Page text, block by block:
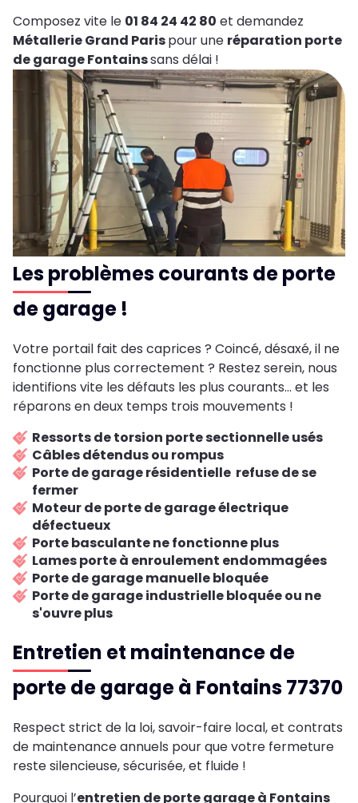
Composez vite le 01 84 24 42 80 et demandez
Métallerie Grand Parispour une réparation porte
de garage Fontainssans délai !
Les problèmes courants de porte
de garage !
Votre portail fait des caprices ? Coincé, désaxé, il ne
fonctionne plus correctement ? Restez serein, nous
identifions vite les défauts les plus courants... et les
réparons en deux temps trois mouvements !
Ressorts de torsion porte sectionnelle usés
Câbles détendus ou rompus
Porte de garage résidentielle refuse de se
fermer
Moteur de porte de garage électrique
défectueux
Porte basculante ne fonctionne plus
Lames porte à enroulement endommagées
Porte de garage manuelle bloquée
Porte de garage industrielle bloquée ou ne
s'ouvre plus
Entretien et maintenance de
porte de garage à Fontains 77370
Respect strict de la loi, savoir-faire local, et contrats
de maintenance annuels pour que votre fermeture
reste silencieuse, sécurisée, et fluide !
Pourquoi l’entretien de porte garage à Fontains